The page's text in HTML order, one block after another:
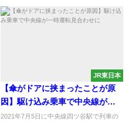
JR東日本
【傘がドアに挟まったことが原
因】駆け込み乗車で中央線が一
時運転見合わせに
2021年7月5日に中央線四ツ谷駅で列車の